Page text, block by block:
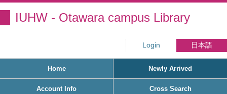
IUHW - Otawara campus Library
Login 日本語
Home Newly Arrived
Account Info Cross Search